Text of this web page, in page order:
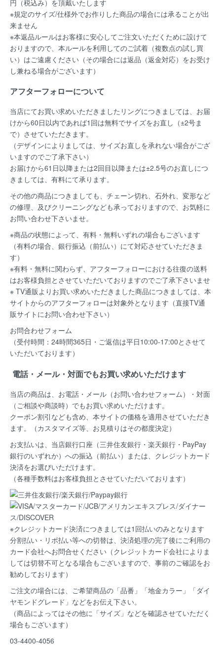
円（税込み）を頂戴いたします
※規定のサイズ/仕様外でお作りした商品の場合には承ることが出
来ません
※本返品ルールはお客様に安心してご注文いただくために設けて
おりますので、本ルールを利用してのご試着（複数点の試し買
い）はご遠慮ください（その場合には返品（返金対応）をお受け
し兼ねる場合がございます）
アフターフォローについて
当店にてお買い求めいただきましたリングにつきましては、お届
けから60日以内であれば1回は無料でサイズをお直し（±2号ま
で）させていただきます。
（デザインによりましては、サイズお直しを承れない場合がござ
いますのでご了承下さい）
お届けから61日以降または2回目以降または±2.5号のお直しにつ
きましては、有料にて承ります。
その他の商品につきましても、チェーン切れ、石外れ、変形など
の修理、及びクリーニングなども承っておりますので、お気軽に
お問い合わせ下さいませ。
※商品の状態によって、有料・無料いずれの場合もございます
（有料の場合、銀行振込（前払い）にて対応させていただきま
す）
※有料・無料に関わらず、アフターフォローにおける往復の送料
はお客様負担とさせていただいておりますのでご了承下さいませ
※ TV通販よりお買い求めいただきました商品につきましては、本
サイトからのアフターフォローは対象外となります（直接TV通
販サイトにお問い合わせ下さい）
お問合わせフォーム
（受付時間：24時間365日・ご返信は平日10:00-17:00とさせて
いただいております）
電話・メール・対面でもお買い求めいただけます
当店の商品は、お電話・メール（お問い合わせフォーム）・対面
（ご相談や商談時）でもお買い求めいただけます。
クーポン割引なども含め、本サイトの価格を適用させていただき
ます。（カスタマイズ等、お見積りはその都度決定）
お支払いは、当店銀行口座（三井住友銀行・楽天銀行・PayPay
銀行のいずれか）への振込（前払い）または、クレジットカード
決済をお選びいただけます。
（各種手数料はお客様負担とさせていただいております）
※クレジットカード決済につきましては1回払いのみとなります
分割払い・リボ払い等への切替は、決済処理の完了後にご利用の
カード会社へお問合せください（クレジットカード会社によりま
しては切替不可となる場合もございますので、事前のご確認をお
勧めしております）
ご注文の場合には、ご希望商品の 「品番」「地金カラー」「ダイ
ヤモンドグレード」などをお伝え下さい。
（商品によってはその他に「サイズ」などを確認させていただく
場合もございます）
03-4400-4056